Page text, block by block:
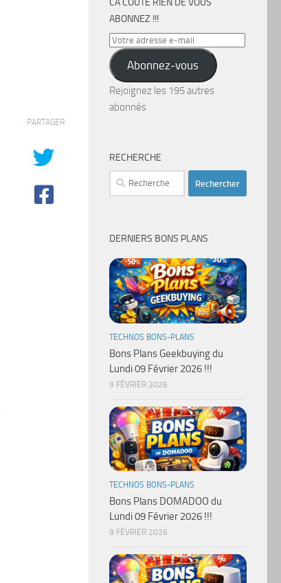
PARTAGER
CA COÛTE RIEN DE VOUS
ABONNEZ !!!
Votre
adresse
e-
mail
Abonnez-vous
Rejoignez les 195 autres
abonnés
RECHERCHE
Rechercher :
DERNIERS BONS PLANS
TECHNOS BONS-PLANS
Bons Plans Geekbuying du
Lundi 09 Février 2026 !!!
9 FÉVRIER 2026
TECHNOS BONS-PLANS
Bons Plans DOMADOO du
Lundi 09 Février 2026 !!!
9 FÉVRIER 2026